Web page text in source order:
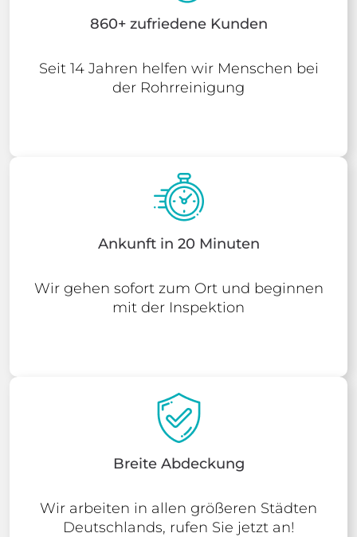
860+ zufriedene Kunden
Seit 14 Jahren helfen wir Menschen bei
der Rohrreinigung
Ankunft in 20 Minuten
Wir gehen sofort zum Ort und beginnen
mit der Inspektion
Breite Abdeckung
Wir arbeiten in allen größeren Städten
Deutschlands, rufen Sie jetzt an!